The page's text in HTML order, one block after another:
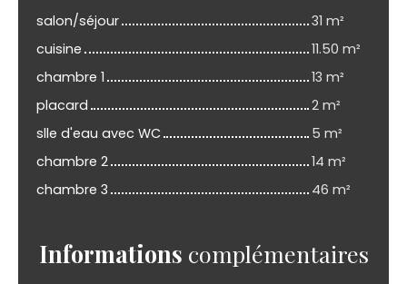
salon/séjour
31 m²
cuisine
11.50 m²
chambre 1
13 m²
placard
2 m²
slle d'eau avec WC
5 m²
chambre 2
14 m²
chambre 3
46 m²
Informations complémentaires